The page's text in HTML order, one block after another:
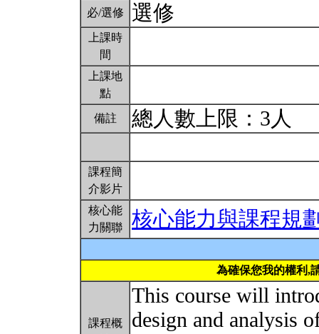
必/選修 選修
上課時
間
上課地
點
備註 總人數上限：3人
課程簡
介影片
核心能
力關聯
核心能力與課程規
為確保您我的權利,
課程概
This course will
design and analysis